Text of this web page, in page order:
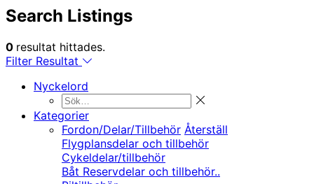
Search Listings
0 resultat hittades.
Filter Resultat
Nyckelord
Kategorier
Fordon/Delar/Tillbehör Återställ
Flygplansdelar och tillbehör
Cykeldelar/tillbehör
Båt Reservdelar och tillbehör..